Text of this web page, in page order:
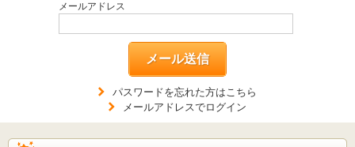
メールアドレス
メール送信
パスワードを忘れた方はこちら
メールアドレスでログイン